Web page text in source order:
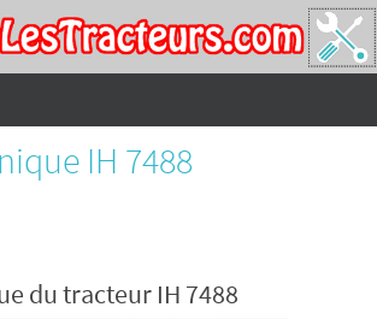
IH 7488
du tracteur IH 7488